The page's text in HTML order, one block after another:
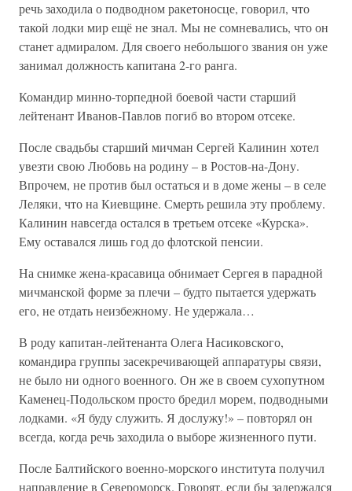
речь заходила о подводном ракетоносце, говорил, что
такой лодки мир ещё не знал. Мы не сомневались, что он
станет адмиралом. Для своего небольшого звания он уже
занимал должность капитана 2-го ранга.
Командир минно-торпедной боевой части старший
лейтенант Иванов-Павлов погиб во втором отсеке.
После свадьбы старший мичман Сергей Калинин хотел
увезти свою Любовь на родину – в Ростов-на-Дону.
Впрочем, не против был остаться и в доме жены – в селе
Леляки, что на Киевщине. Смерть решила эту проблему.
Калинин навсегда остался в третьем отсеке «Курска».
Ему оставался лишь год до флотской пенсии.
На снимке жена-красавица обнимает Сергея в парадной
мичманской форме за плечи – будто пытается удержать
его, не отдать неизбежному. Не удержала…
В роду капитан-лейтенанта Олега Насиковского,
командира группы засекречивающей аппаратуры связи,
не было ни одного военного. Он же в своем сухопутном
Каменец-Подольском просто бредил морем, подводными
лодками. «Я буду служить. Я дослужу!» – повторял он
всегда, когда речь заходила о выборе жизненного пути.
После Балтийского военно-морского института получил
направление в Североморск. Говорят, если бы задержался